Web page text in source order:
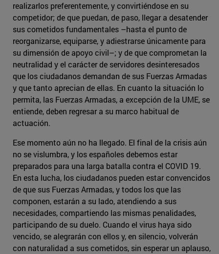
realizarlos preferentemente, y convirtiéndose en su
competidor; de que puedan, de paso, llegar a desatender
sus cometidos fundamentales –hasta el punto de
reorganizarse, equiparse, y adiestrarse únicamente para
su dimensión de apoyo civil–; y de que comprometan la
neutralidad y el carácter de servidores desinteresados
que los ciudadanos demandan de sus Fuerzas Armadas
y que tanto aprecian de ellas. En cuanto la situación lo
permita, las Fuerzas Armadas, a excepción de la UME, se
entiende, deben regresar a su marco habitual de
actuación.
Ese momento aún no ha llegado. El final de la crisis aún
no se vislumbra, y los españoles debemos estar
preparados para una larga batalla contra el COVID 19.
En esta lucha, los ciudadanos pueden estar convencidos
de que sus Fuerzas Armadas, y todos los que las
componen, estarán a su lado, atendiendo a sus
necesidades, compartiendo las mismas penalidades,
participando de su duelo. Cuando el virus haya sido
vencido, se alegrarán con ellos y, en silencio, volverán
con naturalidad a sus cometidos, sin esperar un aplauso,